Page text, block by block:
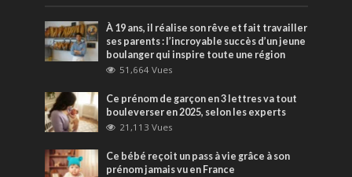
À 19 ans, il réalise son rêve et fait travailler
ses parents : l’incroyable succès d’un jeune
boulanger qui inspire toute une région
51,664 Vues
Ce prénom de garçon en 3 lettres va tout
bouleverser en 2025, selon les experts
21,113 Vues
Ce bébé reçoit un pass à vie grâce à son
prénom jamais vu en France